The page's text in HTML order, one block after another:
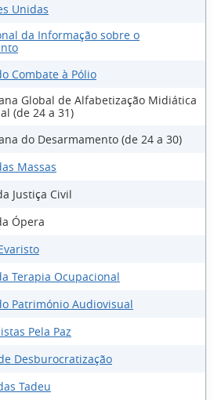
Unidas
da Informação sobre o
Combate à Pólio
Global de Alfabetização Midiática
(de 24 a 31)
do Desarmamento (de 24 a 30)
Massas
Justiça Civil
Ópera
Terapia Ocupacional
Património Audiovisual
Pela Paz
Desburocratização
Tadeu